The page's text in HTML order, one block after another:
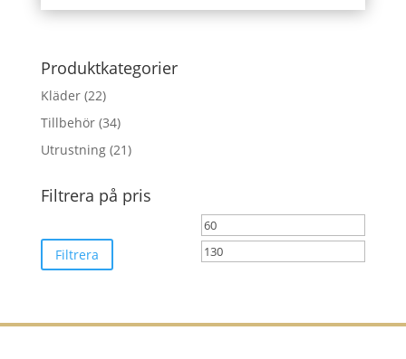
Den
produkten
flera
varianter.
De
alternativen
kan
produktsidan
Produktkategorier
Kläder (22)
Tillbehör (34)
Utrustning (21)
Filtrera på pris
Min
pris
Filtrera